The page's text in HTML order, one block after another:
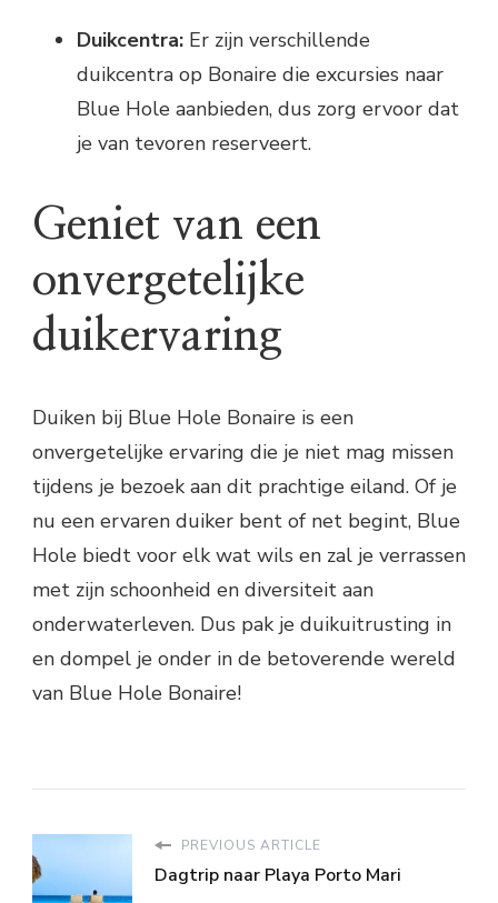
Duikcentra: Er zijn verschillende
duikcentra op Bonaire die excursies naar
Blue Hole aanbieden, dus zorg ervoor dat
je van tevoren reserveert.
Geniet van een
onvergetelijke
duikervaring
Duiken bij Blue Hole Bonaire is een
onvergetelijke ervaring die je niet mag missen
tijdens je bezoek aan dit prachtige eiland. Of je
nu een ervaren duiker bent of net begint, Blue
Hole biedt voor elk wat wils en zal je verrassen
met zijn schoonheid en diversiteit aan
onderwaterleven. Dus pak je duikuitrusting in
en dompel je onder in de betoverende wereld
van Blue Hole Bonaire!
PREVIOUS ARTICLE
Dagtrip naar Playa Porto Mari